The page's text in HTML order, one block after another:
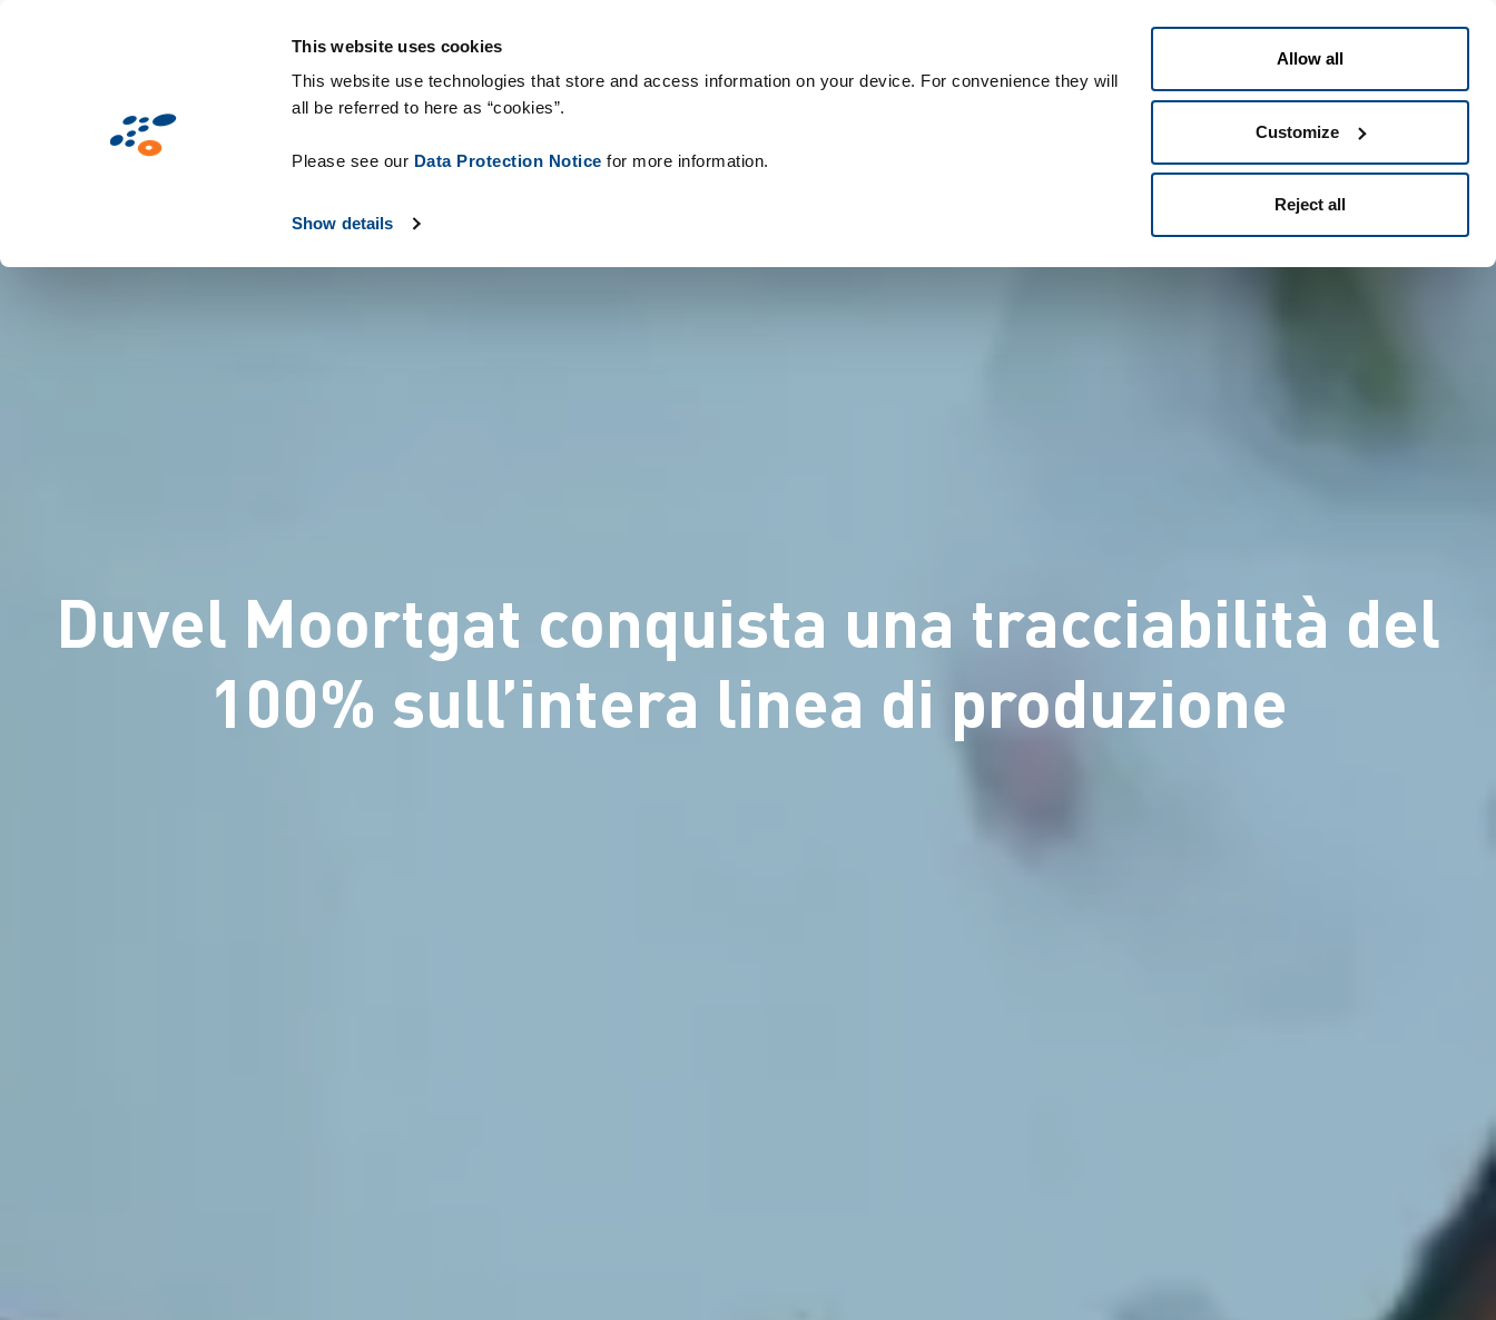
This website uses cookies
This website use technologies that store and access information on your device. For convenience they will
all be referred to here as “cookies”.
Please see our Data Protection Notice for more information.
Show details
Allow all
Customize
Reject all
Mercati Tecnologie & Consumabili
Duvel Moortgat conquista una tracciabilità del
100% sull’intera linea di produzione